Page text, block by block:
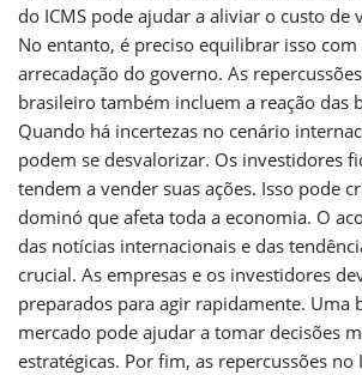
do ICMS pode ajudar a aliviar o custo de
No entanto, é preciso equilibrar isso com
arrecadação do governo. As
brasileiro também incluem a reação das
Quando há incertezas no cenário
podem se desvalorizar. Os investidores
tendem a vender suas ações. Isso pode
dominó que afeta toda a economia. O
das notícias internacionais e das
crucial. As empresas e os investidores
preparados para agir rapidamente. Uma
mercado pode ajudar a tomar decisões
estratégicas. Por fim, as repercussões no